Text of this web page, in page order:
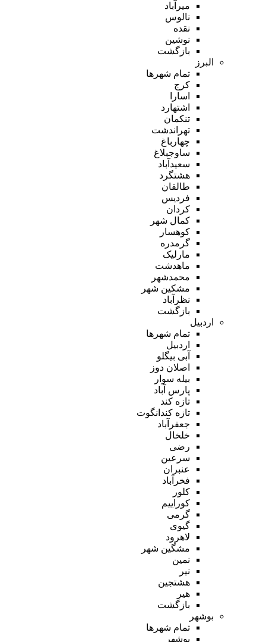
میرآباد
نالوس
نقده
نوشین
بازگشت
البرز
تمام شهر‌ها
کرج
اسارا
اشتهارد
تنکمان
تهراندشت
چهارباغ
ساوجبلاغ
سعیدآباد
هشتگرد
طالقان
فردیس
کردان
کمال شهر
کوهسار
گرمدره
مارلیک
ماهدشت
محمدشهر
مشکین شهر
نظرآباد
بازگشت
اردبیل
تمام شهر‌ها
اردبیل
آبی بیگلو
اصلان دوز
بیله سوار
پارس آباد
تازه کند
تازه کندانگوت
جعفرآباد
خلخال
رضی
سرعین
عنبران
فخرآباد
کلور
کوراییم
گرمی
گیوی
لاهرود
مشگین شهر
نمین
نیر
هشتجین
هیر
بازگشت
بوشهر
تمام شهر‌ها
بوشهر